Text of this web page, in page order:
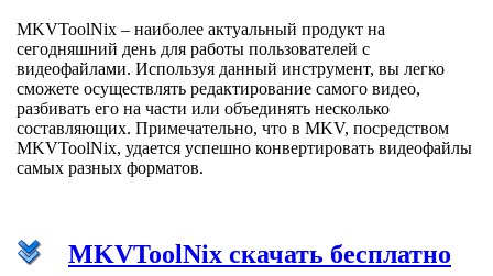
MKVToolNix – наиболее актуальный продукт на
сегодняшний день для работы пользователей с
видеофайлами. Используя данный инструмент, вы легко
сможете осуществлять редактирование самого видео,
разбивать его на части или объединять несколько
составляющих. Примечательно, что в MKV, посредством
MKVToolNix, удается успешно конвертировать видеофайлы
самых разных форматов.
MKVToolNix скачать бесплатно